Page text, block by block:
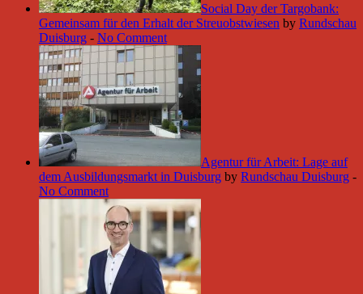
Social Day der Targobank:
Gemeinsam für den Erhalt der Streuobstwiesen by Rundschau
Duisburg - No Comment
Agentur für Arbeit: Lage auf
dem Ausbildungsmarkt in Duisburg by Rundschau Duisburg -
No Comment